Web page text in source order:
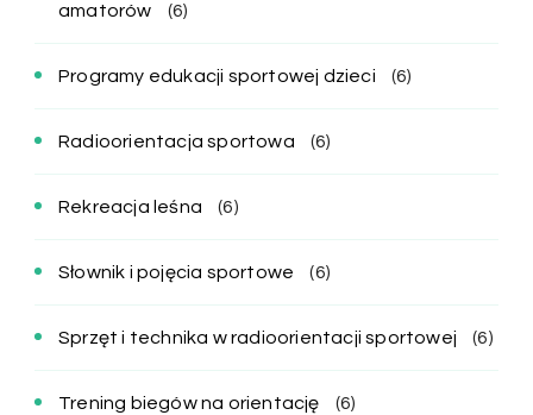
amatorów
(6)
Programy edukacji sportowej dzieci (6)
Radioorientacja sportowa (6)
Rekreacja leśna (6)
Słownik i pojęcia sportowe (6)
Sprzęt i technika w radioorientacji sportowej (6)
Trening biegów na orientację (6)